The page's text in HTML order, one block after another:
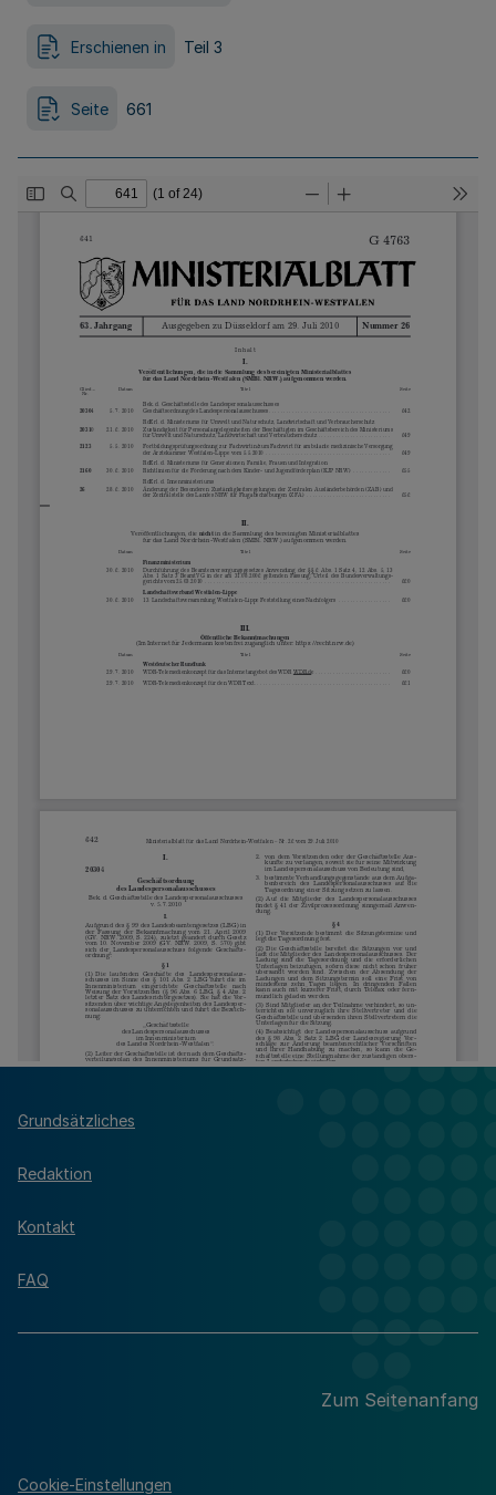
Erschienen in Teil 3
Seite 661
Grundsätzliches
Redaktion
Kontakt
FAQ
Zum Seitenanfang
Cookie-Einstellungen